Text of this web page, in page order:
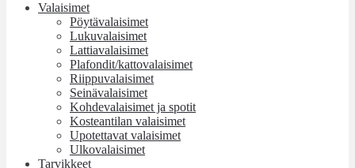
Valaisimet
Pöytävalaisimet
Lukuvalaisimet
Lattiavalaisimet
Plafondit/kattovalaisimet
Riippuvalaisimet
Seinävalaisimet
Kohdevalaisimet ja spotit
Kosteantilan valaisimet
Upotettavat valaisimet
Ulkovalaisimet
Tarvikkeet